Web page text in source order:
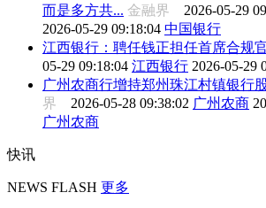
而是多方共... 金融界 2026-05-29
2026-05-29 09:18:04 中国银行
江西银行：聘任钱正担任首席合规
05-29 09:18:04 江西银行 2026-05-29
广州农商行增持郑州珠江村镇银行
界 2026-05-28 09:38:02 广州农商
广州农商
快讯
NEWS FLASH 更多